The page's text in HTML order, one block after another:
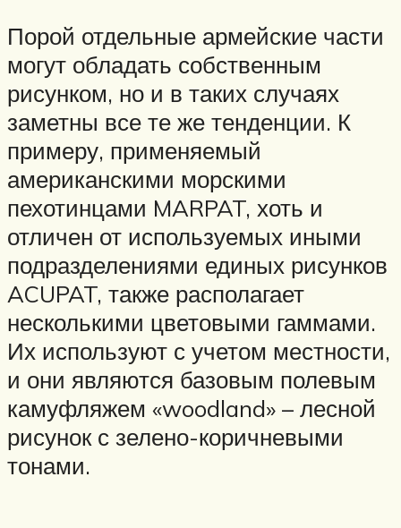
Порой отдельные армейские части
могут обладать собственным
рисунком, но и в таких случаях
заметны все те же тенденции. К
примеру, применяемый
американскими морскими
пехотинцами MARPAT, хоть и
отличен от используемых иными
подразделениями единых рисунков
ACUPAT, также располагает
несколькими цветовыми гаммами.
Их используют с учетом местности,
и они являются базовым полевым
камуфляжем «woodland» – лесной
рисунок с зелено-коричневыми
тонами.